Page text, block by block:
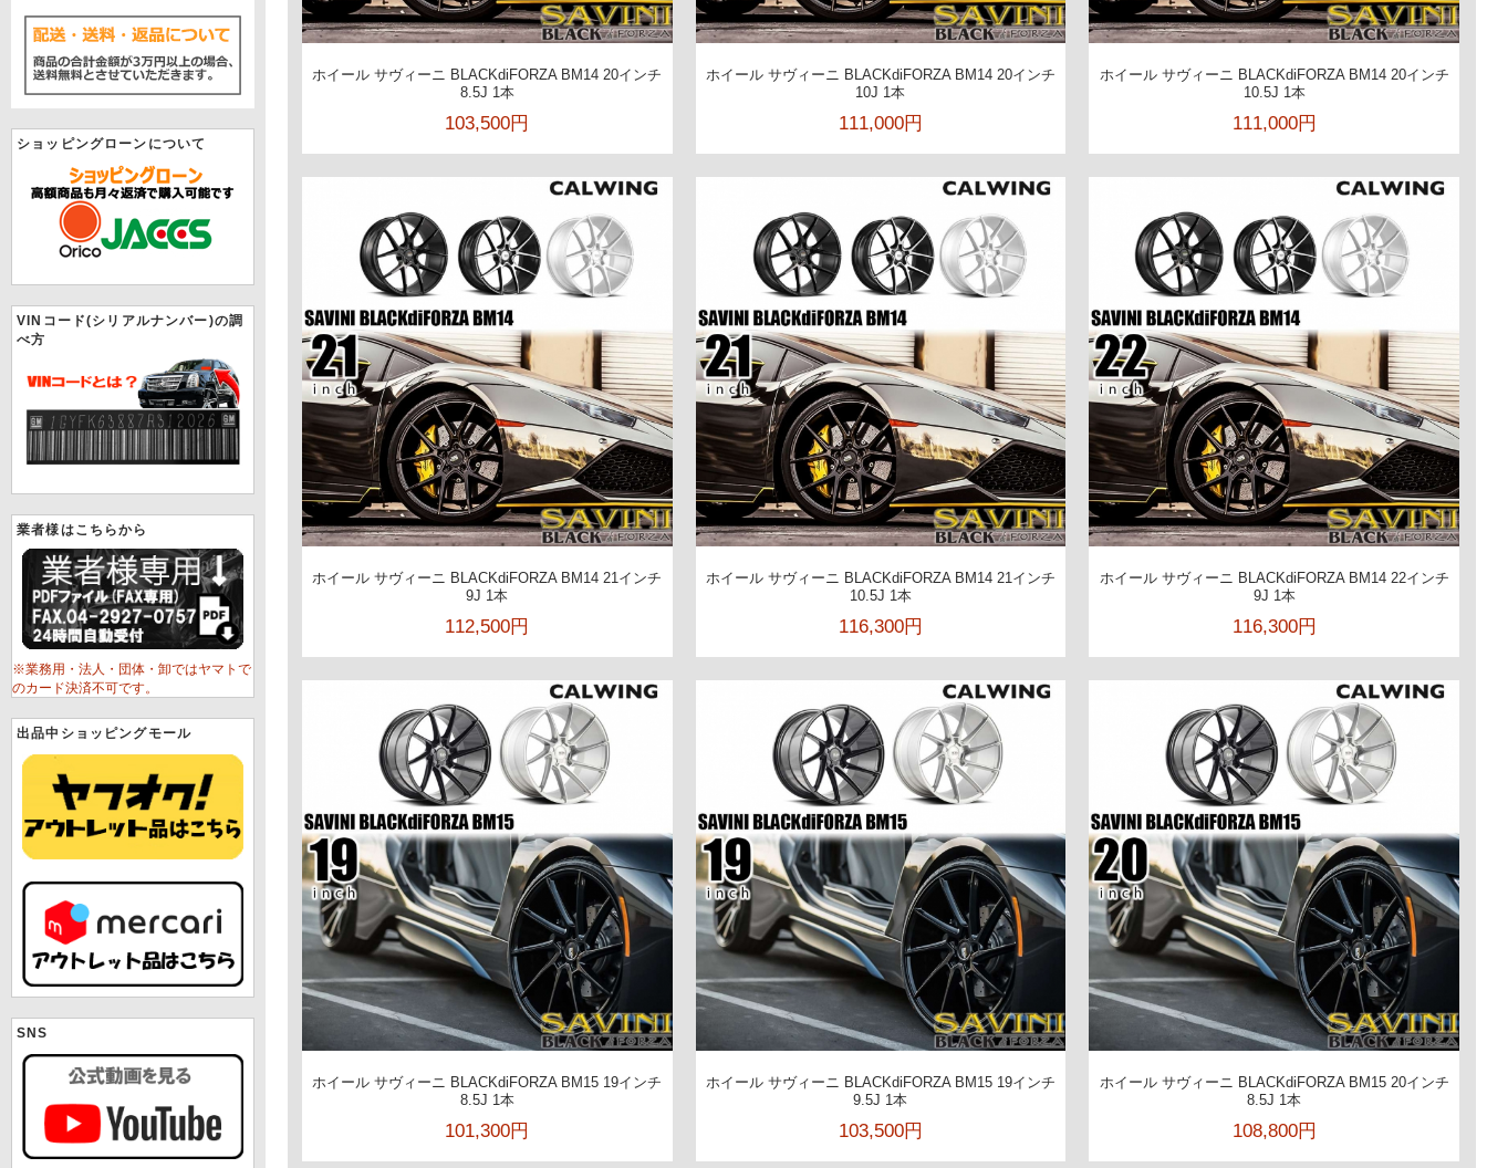
ショッピングローンについて
VINコード(シリアルナンバー)の調
べ方
業者様はこちらから
※業務用・法人・団体・卸ではヤマトで
のカード決済不可です。
出品中ショッピングモール
SNS
ホイール サヴィーニ BLACKdiFORZA BM14 20インチ
8.5J 1本
103,500円
ホイール サヴィーニ BLACKdiFORZA BM14 20インチ
10J 1本
111,000円
ホイール サヴィーニ BLACKdiFORZA BM14 20インチ
10.5J 1本
111,000円
ホイール サヴィーニ BLACKdiFORZA BM14 21インチ
9J 1本
112,500円
ホイール サヴィーニ BLACKdiFORZA BM14 21インチ
10.5J 1本
116,300円
ホイール サヴィーニ BLACKdiFORZA BM14 22インチ
9J 1本
116,300円
ホイール サヴィーニ BLACKdiFORZA BM15 19インチ
8.5J 1本
101,300円
ホイール サヴィーニ BLACKdiFORZA BM15 19インチ
9.5J 1本
103,500円
ホイール サヴィーニ BLACKdiFORZA BM15 20インチ
8.5J 1本
108,800円